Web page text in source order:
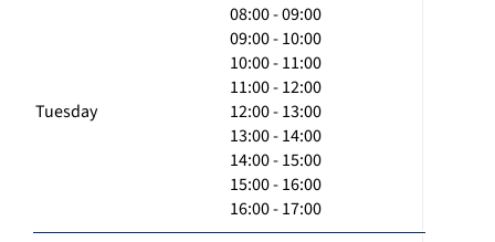
Tuesday
08:00 - 09:00
09:00 - 10:00
10:00 - 11:00
11:00 - 12:00
12:00 - 13:00
13:00 - 14:00
14:00 - 15:00
15:00 - 16:00
16:00 - 17:00